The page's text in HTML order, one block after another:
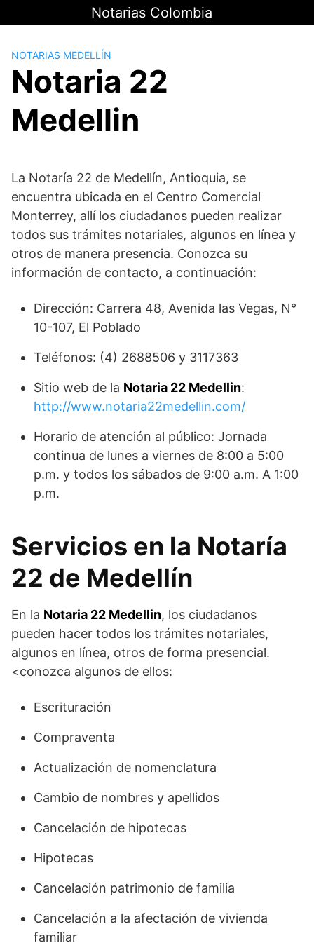
al
Notarias Colombia
NOTARIAS MEDELLÍN
Notaria 22
Medellin
La Notaría 22 de Medellín, Antioquia, se
encuentra ubicada en el Centro Comercial
Monterrey, allí los ciudadanos pueden realizar
todos sus trámites notariales, algunos en línea y
otros de manera presencia. Conozca su
información de contacto, a continuación:
Dirección: Carrera 48, Avenida las Vegas, N°
10-107, El Poblado
Teléfonos: (4) 2688506 y 3117363
Sitio web de la Notaria 22 Medellin:
http://www.notaria22medellin.com/
Horario de atención al público: Jornada
continua de lunes a viernes de 8:00 a 5:00
p.m. y todos los sábados de 9:00 a.m. A 1:00
p.m.
Servicios en la Notaría
22 de Medellín
En la Notaria 22 Medellin, los ciudadanos
pueden hacer todos los trámites notariales,
algunos en línea, otros de forma presencial.
<conozca algunos de ellos:
Escrituración
Compraventa
Actualización de nomenclatura
Cambio de nombres y apellidos
Cancelación de hipotecas
Hipotecas
Cancelación patrimonio de familia
Cancelación a la afectación de vivienda
familiar